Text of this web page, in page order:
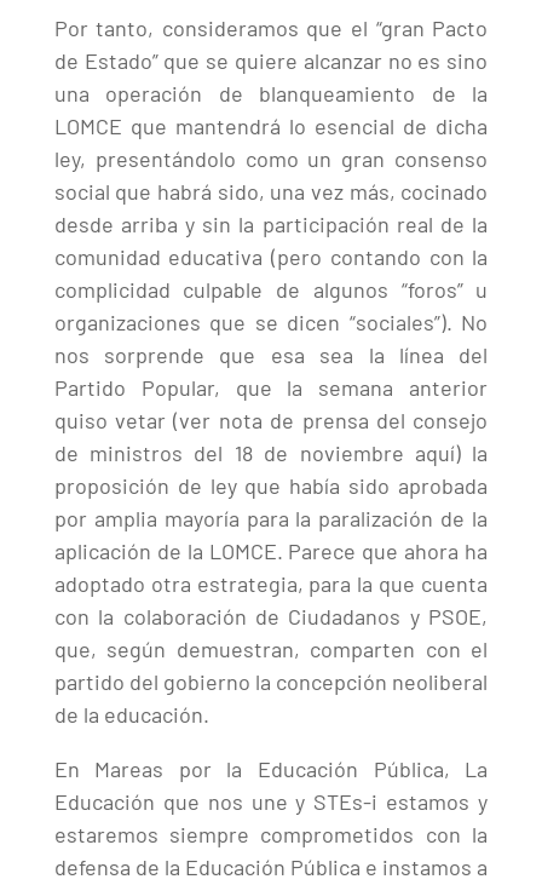
Por tanto, consideramos que el “gran Pacto
de Estado” que se quiere alcanzar no es sino
una operación de blanqueamiento de la
LOMCE que mantendrá lo esencial de dicha
ley, presentándolo como un gran consenso
social que habrá sido, una vez más, cocinado
desde arriba y sin la participación real de la
comunidad educativa (pero contando con la
complicidad culpable de algunos “foros” u
organizaciones que se dicen “sociales”). No
nos sorprende que esa sea la línea del
Partido Popular, que la semana anterior
quiso vetar (ver nota de prensa del consejo
de ministros del 18 de noviembre aquí) la
proposición de ley que había sido aprobada
por amplia mayoría para la paralización de la
aplicación de la LOMCE. Parece que ahora ha
adoptado otra estrategia, para la que cuenta
con la colaboración de Ciudadanos y PSOE,
que, según demuestran, comparten con el
partido del gobierno la concepción neoliberal
de la educación.
En Mareas por la Educación Pública, La
Educación que nos une y STEs-i estamos y
estaremos siempre comprometidos con la
defensa de la Educación Pública e instamos a